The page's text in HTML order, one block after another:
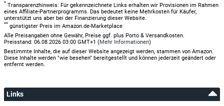
* Transparenzhinweis: Für gekennzeichnete Links erhalten wir Provisionen im Rahmen
eines Affiliate-Partnerprogramms. Das bedeutet keine Mehrkosten für Käufer,
unterstützt uns aber bei der Finanzierung dieser Website.
** günstigster Preis im Amazon.de-Marketplace
Alle Preisangaben ohne Gewähr, Preise ggf. plus Porto & Versandkosten.
Preisstand: 06.08.2026 03:00 GMT+1 (Mehr Informationen)
Bestimmte Inhalte, die auf dieser Website angezeigt werden, stammen von Amazon.
Diese Inhalte werden "wie besehen" bereitgestellt und können jederzeit geändert oder
entfernt werden.
Links